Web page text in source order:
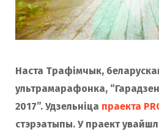
Наста Трафімчык,
ультрамарафонка,
2017”. Удзельніца праекта
стэрэатыпы. У праект